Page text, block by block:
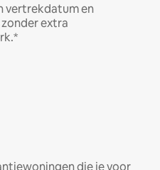
vertrekdatum en
extra
die je voor